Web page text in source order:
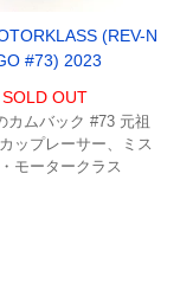
(REV-N
#73) 2023
SOLD OUT
カムバック #73 元祖
ップレーサー、ミス
モータークラス